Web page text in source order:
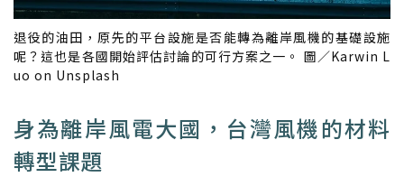
退役的油田，原先的平台設施是否能轉為離岸風機的基礎設施
呢？這也是各國開始評估討論的可行方案之一。 圖／Karwin L
uo on Unsplash
身為離岸風電大國，台灣風機的材料
轉型課題